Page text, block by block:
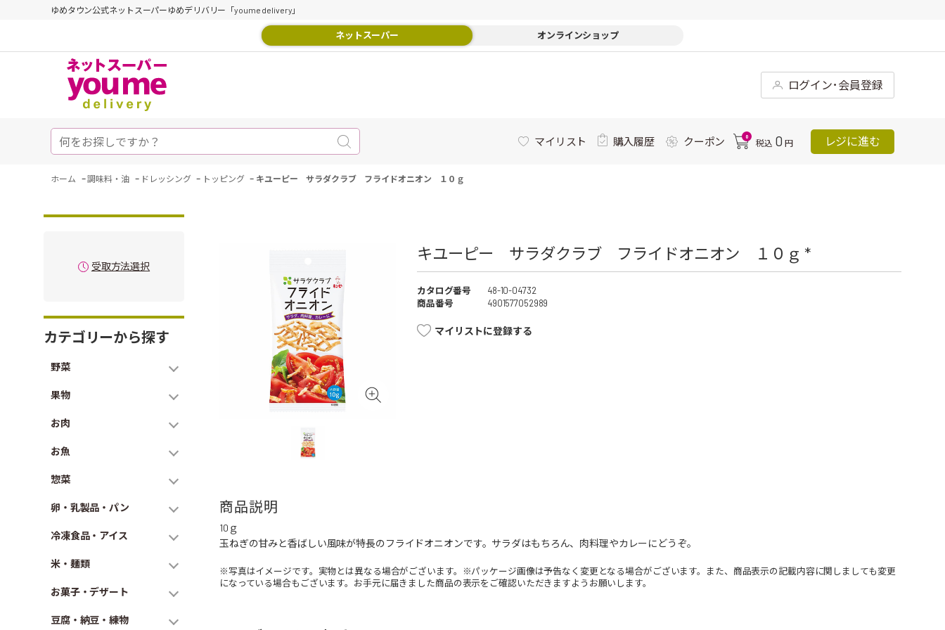
ゆめタウン公式ネットスーパーゆめデリバリー「youme delivery」
ネットスーパー オンラインショップ
ログイン･会員登録
マイリスト 購入履歴 クーポン 0
税込 0 円 レジに進む
ホーム -調味料・油 - ドレッシング - トッピング - キユーピー サラダクラブ フライドオニオン １０ｇ
受取方法選択
カテゴリーから探す
野菜
果物
お肉
お魚
惣菜
卵・乳製品・パン
冷凍食品・アイス
米・麺類
お菓子・デザート
豆腐・納豆・練物
キユーピー サラダクラブ フライドオニオン １０ｇ *
カタログ番号
48-10-04732
商品番号
4901577052989
マイリストに登録する
商品説明
10ｇ
玉ねぎの甘みと香ばしい風味が特長のフライドオニオンです。サラダはもちろん、肉料理やカレーにどうぞ。
※写真はイメージです。実物とは異なる場合がございます。※パッケージ画像は予告なく変更となる場合がございます。また、商品表示の記載内容に関しましても変更
になっている場合もございます。お手元に届きました商品の表示をご確認いただきますようお願いします。